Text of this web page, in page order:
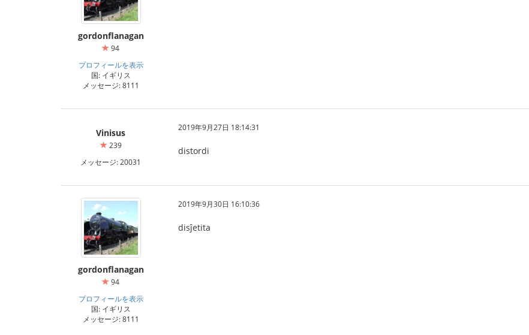
gordonflanagan
94
プロフィールを表示
国: イギリス
メッセージ: 8111
Vinisus
239
メッセージ: 20031
2019年9月27日 18:14:31
distordi
gordonflanagan
94
プロフィールを表示
国: イギリス
メッセージ: 8111
2019年9月30日 16:10:36
disĵetita